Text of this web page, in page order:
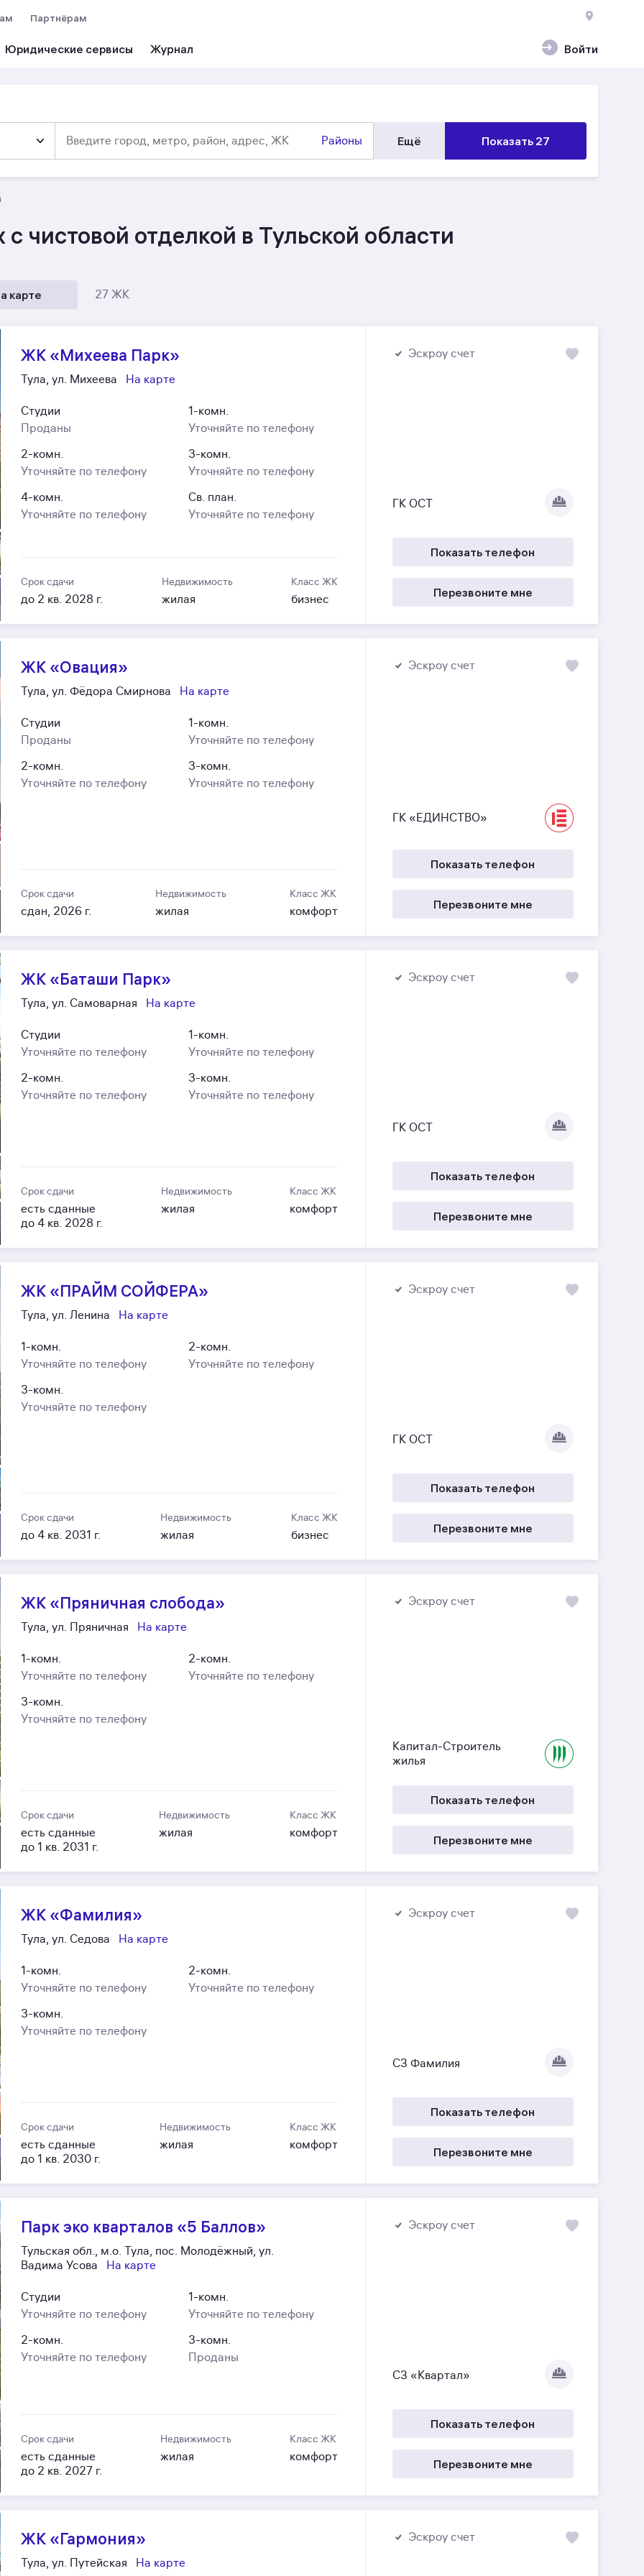
Войти
Юридические сервисы
Партнёрам
Районы Ещё Показать 27
чистовой отделкой в Тульской области
карте 27 ЖК
ЖК «Михеева Парк»
Тула, ул. Михеева На карте
Студии
Проданы
1-комн.
Уточняйте по телефону
2-комн.
Уточняйте по телефону
3-комн.
Уточняйте по телефону
4-комн.
Уточняйте по телефону
Св. план.
Уточняйте по телефону
Срок сдачи
до 2 кв. 2028 г.
Недвижимость
жилая
Класс ЖК
бизнес
Эскроу счет
ГК ОСТ
Показать телефон
Перезвоните мне
ЖК «Овация»
Тула, ул. Фёдора Смирнова На карте
Студии
Проданы
1-комн.
Уточняйте по телефону
2-комн.
Уточняйте по телефону
3-комн.
Уточняйте по телефону
Срок сдачи
сдан, 2026 г.
Недвижимость
жилая
Класс ЖК
комфорт
Эскроу счет
ГК «ЕДИНСТВО»
Показать телефон
Перезвоните мне
ЖК «Баташи Парк»
Тула, ул. Самоварная На карте
Студии
Уточняйте по телефону
1-комн.
Уточняйте по телефону
2-комн.
Уточняйте по телефону
3-комн.
Уточняйте по телефону
Срок сдачи
есть сданные
до 4 кв. 2028 г.
Недвижимость
жилая
Класс ЖК
комфорт
Эскроу счет
ГК ОСТ
Показать телефон
Перезвоните мне
ЖК «ПРАЙМ СОЙФЕРА»
Тула, ул. Ленина На карте
1-комн.
Уточняйте по телефону
2-комн.
Уточняйте по телефону
3-комн.
Уточняйте по телефону
Срок сдачи
до 4 кв. 2031 г.
Недвижимость
жилая
Класс ЖК
бизнес
Эскроу счет
ГК ОСТ
Показать телефон
Перезвоните мне
ЖК «Пряничная слобода»
Тула, ул. Пряничная На карте
1-комн.
Уточняйте по телефону
2-комн.
Уточняйте по телефону
3-комн.
Уточняйте по телефону
Срок сдачи
есть сданные
до 1 кв. 2031 г.
Недвижимость
жилая
Класс ЖК
комфорт
Эскроу счет
Капитал-Строитель
жилья
Показать телефон
Перезвоните мне
ЖК «Фамилия»
Тула, ул. Седова На карте
1-комн.
Уточняйте по телефону
2-комн.
Уточняйте по телефону
3-комн.
Уточняйте по телефону
Срок сдачи
есть сданные
до 1 кв. 2030 г.
Недвижимость
жилая
Класс ЖК
комфорт
Эскроу счет
СЗ Фамилия
Показать телефон
Перезвоните мне
Парк эко кварталов «5 Баллов»
Тульская обл., м.о. Тула, пос. Молодёжный, ул.
Вадима Усова
На карте
Студии
Уточняйте по телефону
1-комн.
Уточняйте по телефону
2-комн.
Уточняйте по телефону
3-комн.
Проданы
Срок сдачи
есть сданные
до 2 кв. 2027 г.
Недвижимость
жилая
Класс ЖК
комфорт
Эскроу счет
СЗ «Квартал»
Показать телефон
Перезвоните мне
ЖК «Гармония»
Тула, ул. Путейская На карте
Эскроу счет